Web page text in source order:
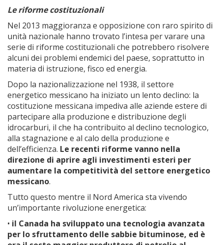
Le riforme costituzionali
Nel 2013 maggioranza e opposizione con raro spirito di
unità nazionale hanno trovato l’intesa per varare una
serie di riforme costituzionali che potrebbero risolvere
alcuni dei problemi endemici del paese, soprattutto in
materia di istruzione, fisco ed energia.
Dopo la nazionalizzazione nel 1938, il settore
energetico messicano ha iniziato un lento declino: la
costituzione messicana impediva alle aziende estere di
partecipare alla produzione e distribuzione degli
idrocarburi, il che ha contribuito al declino tecnologico,
alla stagnazione e al calo della produzione e
dell’efficienza. Le recenti riforme vanno nella
direzione di aprire agli investimenti esteri per
aumentare la competitività del settore energetico
messicano.
Tutto questo mentre il Nord America sta vivendo
un’importante rivoluzione energetica:
• il Canada ha sviluppato una tecnologia avanzata
per lo sfruttamento delle sabbie bituminose, ed è